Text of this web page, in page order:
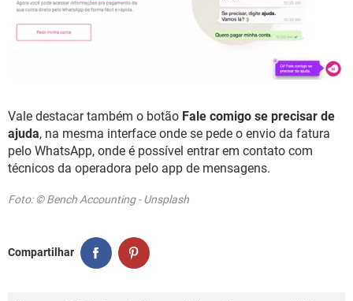
Vale destacar também o botão Fale comigo se precisar de
ajuda, na mesma interface onde se pede o envio da fatura
pelo WhatsApp, onde é possível entrar em contato com
técnicos da operadora pelo app de mensagens.
Foto: © Bench Accounting - Unsplash
Compartilhar